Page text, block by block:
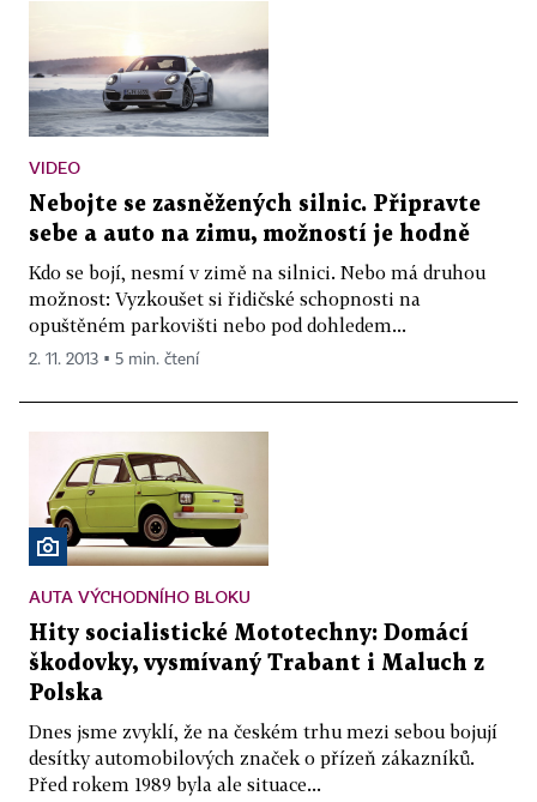
VIDEO
Nebojte se zasněžených silnic. Připravte
sebe a auto na zimu, možností je hodně
Kdo se bojí, nesmí v zimě na silnici. Nebo má druhou
možnost: Vyzkoušet si řidičské schopnosti na
opuštěném parkovišti nebo pod dohledem...
2. 11. 2013 ▪ 5 min. čtení
AUTA VÝCHODNÍHO BLOKU
Hity socialistické Mototechny: Domácí
škodovky, vysmívaný Trabant i Maluch z
Polska
Dnes jsme zvyklí, že na českém trhu mezi sebou bojují
desítky automobilových značek o přízeň zákazníků.
Před rokem 1989 byla ale situace...